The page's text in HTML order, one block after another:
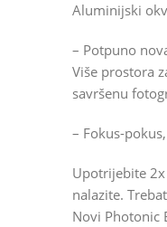
Aluminijski
– Potpuno
Više prostora
savršenu
– Fokus-
Upotrijebite
nalazite.
Novi Photonic